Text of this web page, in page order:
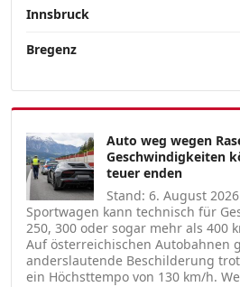
Innsbruck
Bregenz
Auto weg wegen
Geschwindigkeiten
teuer enden
Stand: 6. August
Sportwagen kann technisch für
250, 300 oder sogar mehr als 400
Auf österreichischen Autobahnen
anderslautende Beschilderung
ein Höchsttempo von 130 km/h.